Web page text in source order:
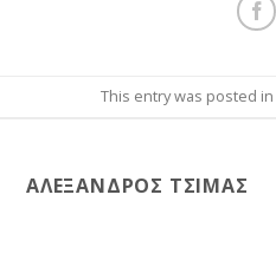
This entry was posted in
ΑΛΈΞΑΝΔΡΟΣ ΤΣΊΜΑΣ